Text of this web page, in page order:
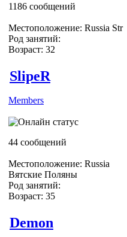
1186 сообщений
Местоположение: Russia Str
Род занятий:
Возраст: 32
SlipeR
Members
44 сообщений
Местоположение: Russia
Вятские Поляны
Род занятий:
Возраст: 35
Demon